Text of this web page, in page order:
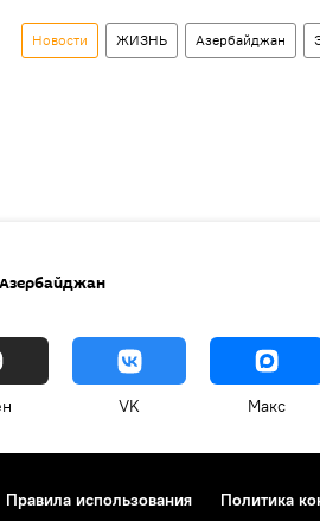
Новости ЖИЗНЬ Азербайджан
Азербайджан
VK Макс
Правила использования Политика